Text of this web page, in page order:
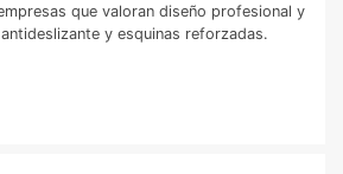
que valoran diseño profesional y
y esquinas reforzadas.